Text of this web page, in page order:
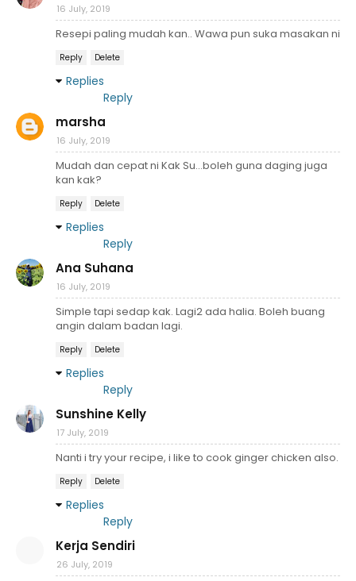
16 July, 2019
Resepi paling mudah kan.. Wawa pun suka masakan ni
Reply Delete
Replies
Reply
marsha
16 July, 2019
Mudah dan cepat ni Kak Su...boleh guna daging juga
kan kak?
Reply Delete
Replies
Reply
Ana Suhana
16 July, 2019
Simple tapi sedap kak. Lagi2 ada halia. Boleh buang
angin dalam badan lagi.
Reply Delete
Replies
Reply
Sunshine Kelly
17 July, 2019
Nanti i try your recipe, i like to cook ginger chicken also.
Reply Delete
Replies
Reply
Kerja Sendiri
26 July, 2019